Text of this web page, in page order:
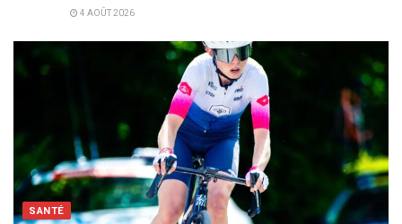
4 AOÛT 2026
SANTÉ